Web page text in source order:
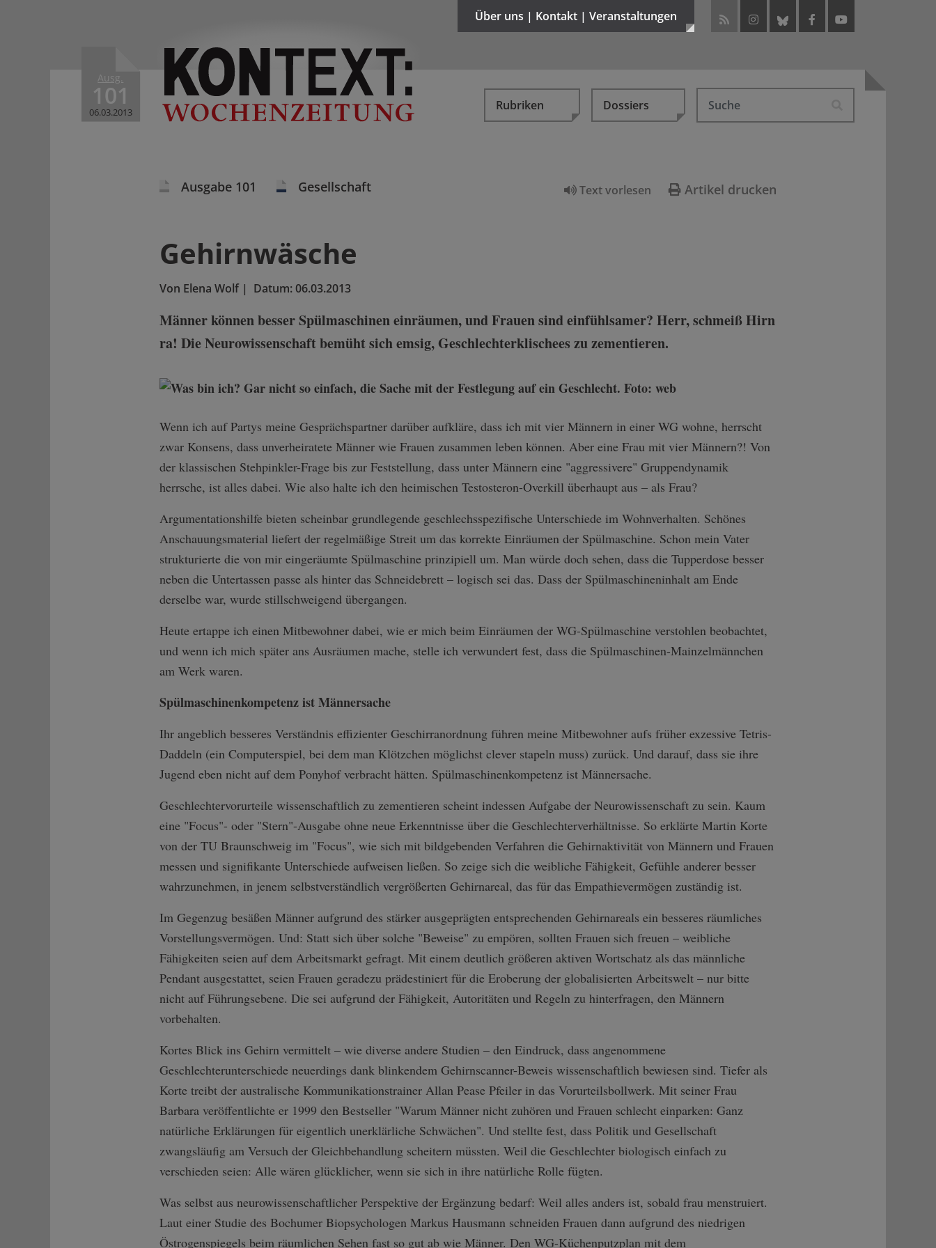
Ausg.
101
06.03.2013
Über uns | Kontakt | Veranstaltungen
Rubriken Dossiers
Text vorlesen Artikel drucken
Ausgabe 101 Gesellschaft
Gehirnwäsche
Von Elena Wolf | Datum:06.03.2013
Männer können besser Spülmaschinen einräumen, und Frauen sind einfühlsamer? Herr, schmeiß Hirn
ra! Die Neurowissenschaft bemüht sich emsig, Geschlechterklischees zu zementieren.
Wenn ich auf Partys meine Gesprächspartner darüber aufkläre, dass ich mit vier Männern in einer WG wohne, herrscht
zwar Konsens, dass unverheiratete Männer wie Frauen zusammen leben können. Aber eine Frau mit vier Männern?! Von
der klassischen Stehpinkler-Frage bis zur Feststellung, dass unter Männern eine "aggressivere" Gruppendynamik
herrsche, ist alles dabei. Wie also halte ich den heimischen Testosteron-Overkill überhaupt aus – als Frau?
Argumentationshilfe bieten scheinbar grundlegende geschlechsspezifische Unterschiede im Wohnverhalten. Schönes
Anschauungsmaterial liefert der regelmäßige Streit um das korrekte Einräumen der Spülmaschine. Schon mein Vater
strukturierte die von mir eingeräumte Spülmaschine prinzipiell um. Man würde doch sehen, dass die Tupperdose besser
neben die Untertassen passe als hinter das Schneidebrett – logisch sei das. Dass der Spülmaschineninhalt am Ende
derselbe war, wurde stillschweigend übergangen.
Heute ertappe ich einen Mitbewohner dabei, wie er mich beim Einräumen der WG-Spülmaschine verstohlen beobachtet,
und wenn ich mich später ans Ausräumen mache, stelle ich verwundert fest, dass die Spülmaschinen-Mainzelmännchen
am Werk waren.
Spülmaschinenkompetenz ist Männersache
Ihr angeblich besseres Verständnis effizienter Geschirranordnung führen meine Mitbewohner aufs früher exzessive Tetris-
Daddeln (ein Computerspiel, bei dem man Klötzchen möglichst clever stapeln muss) zurück. Und darauf, dass sie ihre
Jugend eben nicht auf dem Ponyhof verbracht hätten. Spülmaschinenkompetenz ist Männersache.
Geschlechtervorurteile wissenschaftlich zu zementieren scheint indessen Aufgabe der Neurowissenschaft zu sein. Kaum
eine "Focus"- oder "Stern"-Ausgabe ohne neue Erkenntnisse über die Geschlechterverhältnisse. So erklärte Martin Korte
von der TU Braunschweig im "Focus", wie sich mit bildgebenden Verfahren die Gehirnaktivität von Männern und Frauen
messen und signifikante Unterschiede aufweisen ließen. So zeige sich die weibliche Fähigkeit, Gefühle anderer besser
wahrzunehmen, in jenem selbstverständlich vergrößerten Gehirnareal, das für das Empathievermögen zuständig ist.
Im Gegenzug besäßen Männer aufgrund des stärker ausgeprägten entsprechenden Gehirnareals ein besseres räumliches
Vorstellungsvermögen. Und: Statt sich über solche "Beweise" zu empören, sollten Frauen sich freuen – weibliche
Fähigkeiten seien auf dem Arbeitsmarkt gefragt. Mit einem deutlich größeren aktiven Wortschatz als das männliche
Pendant ausgestattet, seien Frauen geradezu prädestiniert für die Eroberung der globalisierten Arbeitswelt – nur bitte
nicht auf Führungsebene. Die sei aufgrund der Fähigkeit, Autoritäten und Regeln zu hinterfragen, den Männern
vorbehalten.
Kortes Blick ins Gehirn vermittelt – wie diverse andere Studien – den Eindruck, dass angenommene
Geschlechterunterschiede neuerdings dank blinkendem Gehirnscanner-Beweis wissenschaftlich bewiesen sind. Tiefer als
Korte treibt der australische Kommunikationstrainer Allan Pease Pfeiler in das Vorurteilsbollwerk. Mit seiner Frau
Barbara veröffentlichte er 1999 den Bestseller "Warum Männer nicht zuhören und Frauen schlecht einparken: Ganz
natürliche Erklärungen für eigentlich unerklärliche Schwächen". Und stellte fest, dass Politik und Gesellschaft
zwangsläufig am Versuch der Gleichbehandlung scheitern müssten. Weil die Geschlechter biologisch einfach zu
verschieden seien: Alle wären glücklicher, wenn sie sich in ihre natürliche Rolle fügten.
Was selbst aus neurowissenschaftlicher Perspektive der Ergänzung bedarf: Weil alles anders ist, sobald frau menstruiert.
Laut einer Studie des Bochumer Biopsychologen Markus Hausmann schneiden Frauen dann aufgrund des niedrigen
Östrogenspiegels beim räumlichen Sehen fast so gut ab wie Männer. Den WG-Küchenputzplan mit dem